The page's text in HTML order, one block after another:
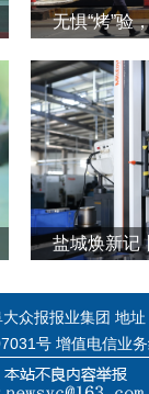
无惧“烤”验
大众报报业集团 地
号 增值电信业